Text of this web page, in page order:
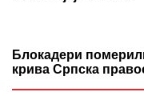
Блокадери
крива Српска